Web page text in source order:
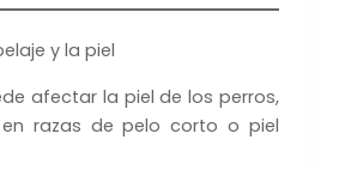
y la piel
afectar la piel de los perros,
razas de pelo corto o piel